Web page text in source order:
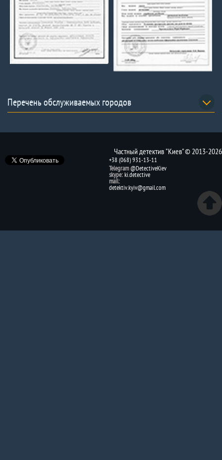
Перечень обслуживаемых городов
Частный детектив "Киев" © 2013-2026
+38 (068) 931-13-11
Telegram @DetectiveKiev
skype:ki.detective
mail:
detektiv.kyiv@gmail.com